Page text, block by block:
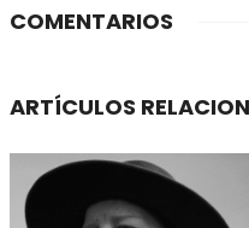
COMENTARIOS
ARTÍCULOS